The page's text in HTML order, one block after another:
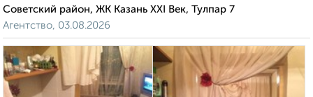
Советский район, ЖК Казань XXI Век, Тулпар 7
Агентство, 03.08.2026